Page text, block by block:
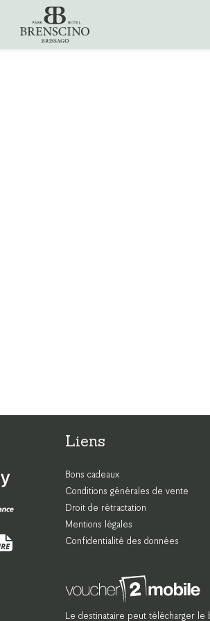
Liens
Bons cadeaux
Conditions générales de vente
Droit de rétractation
Mentions légales
Confidentialité des données
Le destinataire peut télécharger le